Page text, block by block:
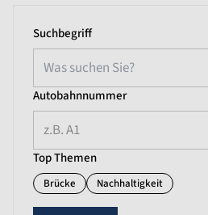
Suchbegriff
Autobahnnummer
z.B. A1
Top Themen
Brücke Nachhaltigkeit